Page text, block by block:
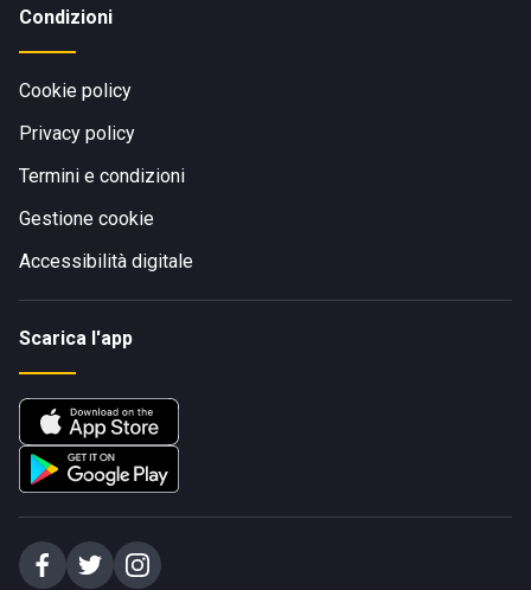
Condizioni
Cookie policy
Privacy policy
Termini e condizioni
Gestione cookie
Accessibilità digitale
Scarica l'app